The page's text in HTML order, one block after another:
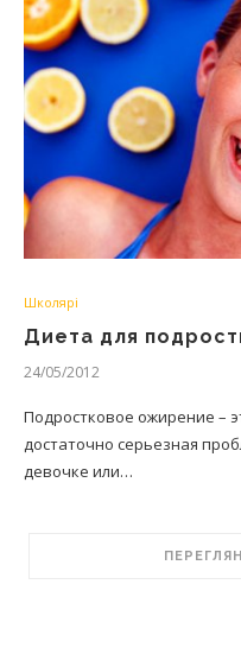
Школярі
Диета для
24/05/2012
Подростковое ожирение –
достаточно серьезная
девочке или…